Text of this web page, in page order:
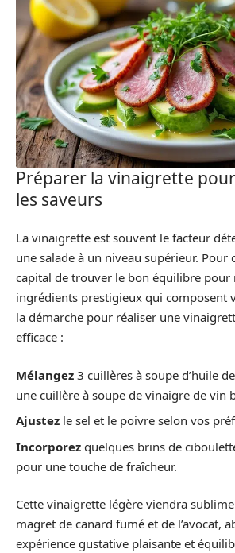
Préparer la vinaigrette
les saveurs
La vinaigrette est souvent le facteur
une salade à un niveau supérieur. Pour
capital de trouver le bon équilibre pour
ingrédients prestigieux qui composent
la démarche pour réaliser une
efficace :
Mélangez 3 cuillères à soupe d’huile
une cuillère à soupe de vinaigre de vin
Ajustez le sel et le poivre selon vos
Incorporez quelques brins de
pour une touche de fraîcheur.
Cette vinaigrette légère viendra
magret de canard fumé et de l’avocat,
expérience gustative plaisante et